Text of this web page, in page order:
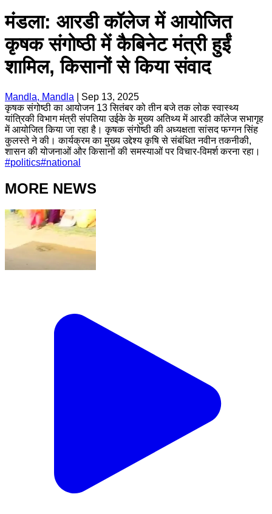
मंडला: आरडी कॉलेज में आयोजित
कृषक संगोष्ठी में कैबिनेट मंत्री हुईं
शामिल, किसानों से किया संवाद
Mandla, Mandla
Sep 13, 2025
कृषक संगोष्ठी का आयोजन 13 सितंबर को तीन बजे तक लोक स्वास्थ्य
यांत्रिकी विभाग मंत्री संपतिया उईके के मुख्य अतिथ्य में आरडी कॉलेज सभागृह
में आयोजित किया जा रहा है। कृषक संगोष्ठी की अध्यक्षता सांसद फग्गन सिंह
कुलस्ते ने की। कार्यक्रम का मुख्य उद्देश्य कृषि से संबंधित नवीन तकनीकी,
शासन की योजनाओं और किसानों की समस्याओं पर विचार-विमर्श करना रहा।
#politics#national
MORE NEWS